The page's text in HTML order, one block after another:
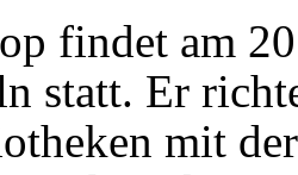
findet am
statt. Er
mit